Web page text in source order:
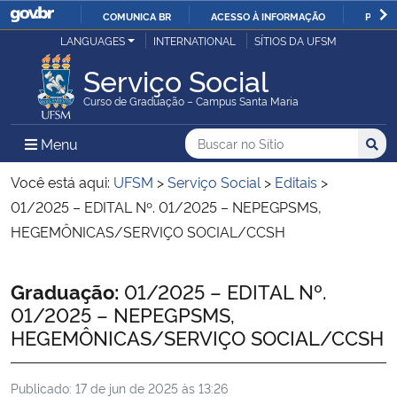
IR
O
COMUNICA BR ACESSO À INFORMAÇÃO
Ministério da Justiça e Segurança Pública
Ministério da Defesa
Ministério das Relações Exteriores
Ministério da Economia
Ministério da Agricultura, Pecuária e Abastecimento
Ministério da Educação
LANGUAGES INTERNATIONAL SÍTIOS DA UFSM
Serviço Social
Curso de Graduação – Campus Santa Maria
Menu Menu Principal do Sítio
Busca
Buscar no no Sítio
Busca:
Você está aqui: UFSM >Serviço Social > Editais >
01/2025 – EDITAL Nº. 01/2025 – NEPEGPSMS,
HEGEMÔNICAS/SERVIÇO SOCIAL/CCSH
Início do conteúdo
Graduação: 01/2025 – EDITAL Nº.
01/2025 – NEPEGPSMS,
HEGEMÔNICAS/SERVIÇO SOCIAL/CCSH
Publicado: 17 de jun de 2025 às 13:26